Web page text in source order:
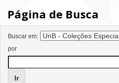
Página de Busca
Buscar em:
por